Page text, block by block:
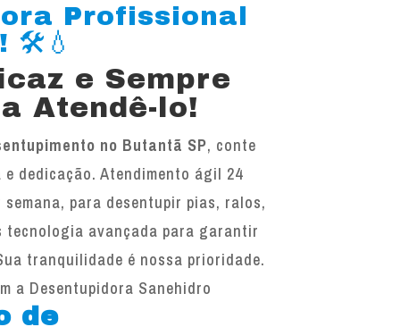
Profissional
🛠️💧
e Sempre
Atendê-lo!
no Butantã SP, conte
dedicação. Atendimento ágil 24
para desentupir pias, ralos,
tecnologia avançada para garantir
tranquilidade é nossa prioridade.
a Desentupidora Sanehidro
de